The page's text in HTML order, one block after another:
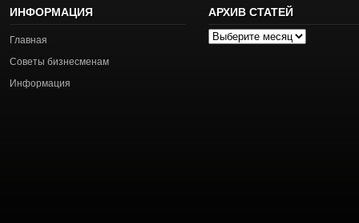
ИНФОРМАЦИЯ
Главная
Советы бизнесменам
Информация
АРХИВ СТАТЕЙ
Архив